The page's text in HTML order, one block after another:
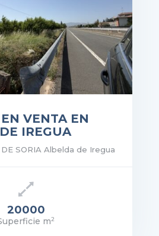
VENTA EN
IREGUA
DE SORIA Albelda de Iregua
20000
m2